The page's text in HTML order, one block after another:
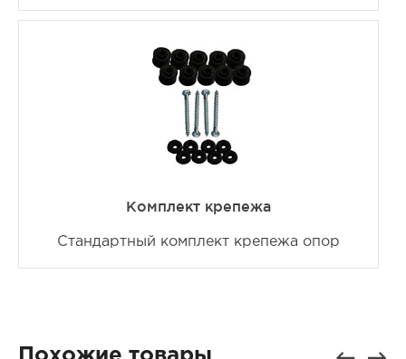
Комплект крепежа
Стандартный комплект крепежа опор
Похожие товары